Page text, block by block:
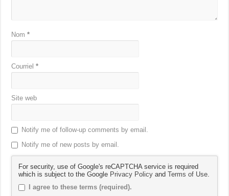
Nom*
Courriel*
Site web
Notify me of follow-up comments by email.
Notify me of new posts by email.
For security, use of Google's reCAPTCHA service is required
which is subject to the Google Privacy Policy andTerms of Use.
I agree to these terms (required).